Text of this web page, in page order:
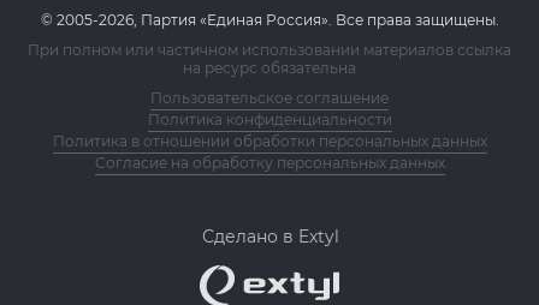
© 2005-2026, Партия «Единая Россия». Все права защищены.
При полном или частичном использовании материалов ссылка
на ресурс обязательна
Пользовательское соглашение
Политика конфиденциальности
Политика в отношении обработки персональных данных
Согласие на обработку персональных данных
Сделано в Extyl